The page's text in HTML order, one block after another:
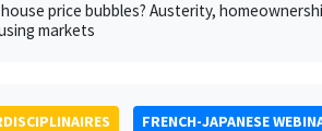
price bubbles? Austerity,
markets
FRENCH-JAPANESE